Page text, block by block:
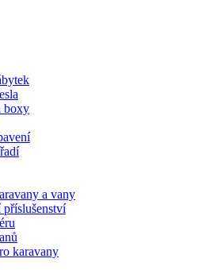
boxy
a vany
příslušenství
karavany